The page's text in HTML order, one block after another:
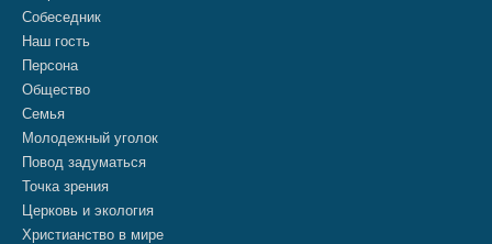
Собеседник
Наш гость
Персона
Общество
Семья
Молодежный уголок
Повод задуматься
Точка зрения
Церковь и экология
Христианство в мире